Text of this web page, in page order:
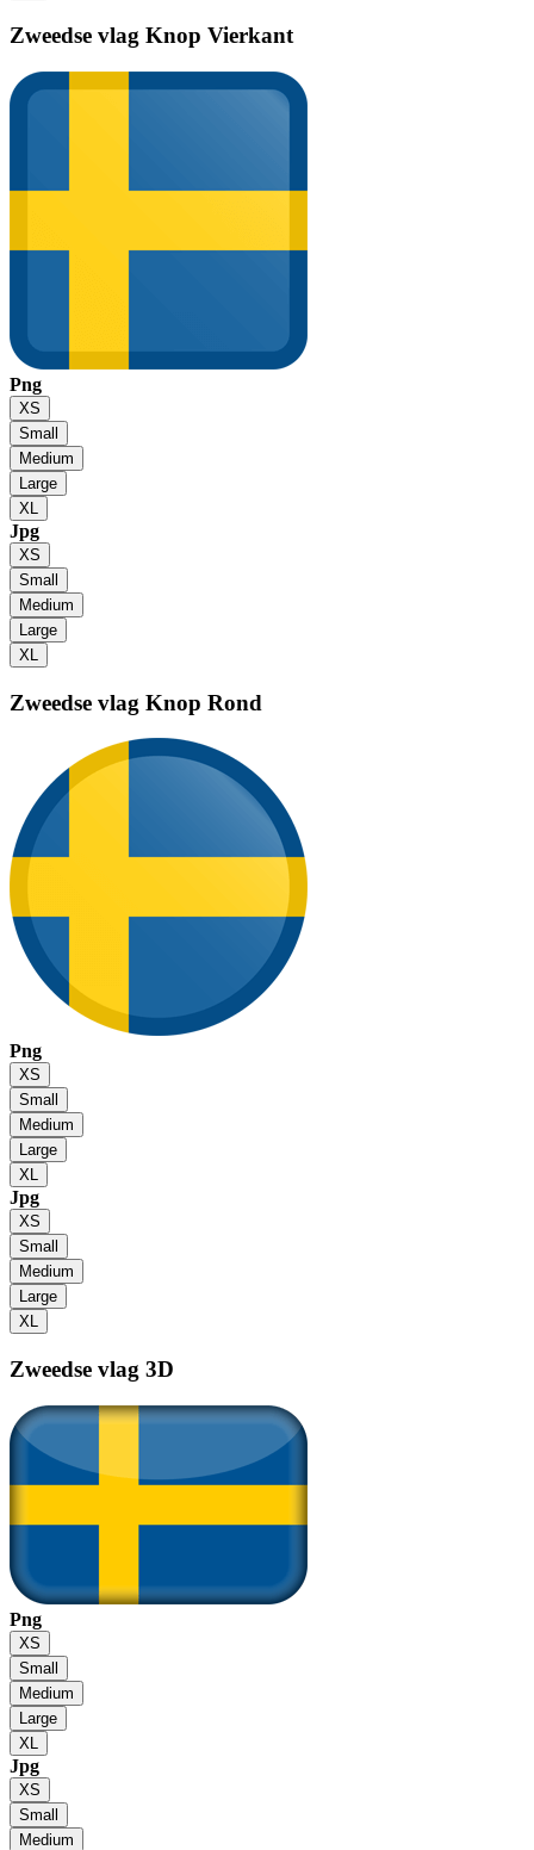
Zweedse vlag Knop Vierkant
Png
XS
Small
Medium
Large
XL
Jpg
XS
Small
Medium
Large
XL
Zweedse vlag Knop Rond
Png
XS
Small
Medium
Large
XL
Jpg
XS
Small
Medium
Large
XL
Zweedse vlag 3D
Png
XS
Small
Medium
Large
XL
Jpg
XS
Small
Medium